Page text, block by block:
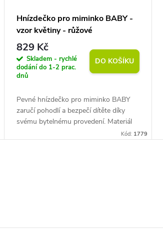
Hnízdečko pro miminko BABY -
vzor květiny - růžové
829 Kč
Skladem - rychlé
dodání do 1-2 prac.
dnů
DO KOŠÍKU
Pevné hnízdečko pro miminko BABY
zaručí pohodlí a bezpečí dítěte díky
svému bytelnému provedení. Materiál
bavlna. Certifikát OEKO-TEX Standard
Kód: 1779